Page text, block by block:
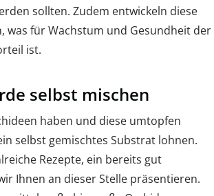
sollten. Zudem entwickeln diese
was für Wachstum und Gesundheit der
ist.
selbst mischen
haben und diese umtopfen
selbst gemischtes Substrat lohnen.
Rezepte, ein bereits gut
Ihnen an dieser Stelle präsentieren.